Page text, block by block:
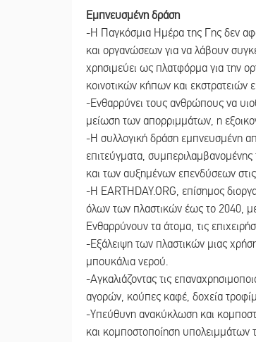
Εμπνευσμένη δράση
-Η Παγκόσμια Ημέρα της Γης δεν
και οργανώσεων για να λάβουν
χρησιμεύει ως πλατφόρμα για την
κοινοτικών κήπων και εκστρατειών
-Ενθαρρύνει τους ανθρώπους να
μείωση των απορριμμάτων, η
-Η συλλογική δράση εμπνευσμένη
επιτεύγματα, συμπεριλαμβανομένης
και των αυξημένων επενδύσεων
-Η EARTHDAY.ORG, επίσημος
όλων των πλαστικών έως το 2040,
Ενθαρρύνουν τα άτομα, τις
-Εξάλειψη των πλαστικών μιας
μπουκάλια νερού.
-Αγκαλιάζοντας τις
αγορών, κούπες καφέ, δοχεία
-Υπεύθυνη ανακύκλωση και
και κομποστοποίηση υπολειμμάτων